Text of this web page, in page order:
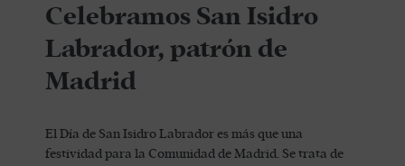
Celebramos San Isidro
Labrador, patrón de
Madrid
El Día de San Isidro Labrador es más que una
festividad para la Comunidad de Madrid. Se trata de